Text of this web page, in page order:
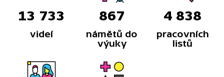
13 733
videí
867
námětů do
výuky
4 838
pracovních
listů